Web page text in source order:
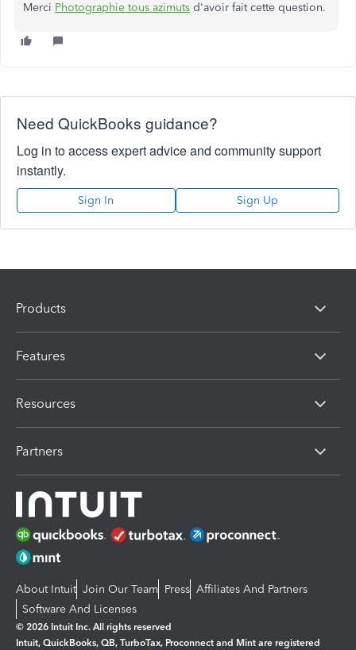
Merci Photographie tous azimuts d'avoir fait cette question.
Need QuickBooks guidance?
Log in to access expert advice and community support
instantly.
Sign In Sign Up
Products
Features
Resources
Partners
About Intuit Join Our Team Press Affiliates And Partners
Software And Licenses
© 2026 Intuit Inc. All rights reserved
Intuit, QuickBooks, QB, TurboTax, Proconnect and Mint are registered